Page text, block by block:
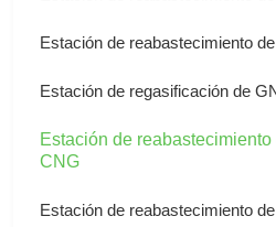
Estación de reabastecimiento
Estación de regasificación de
Estación de
CNG
Estación de reabastecimiento